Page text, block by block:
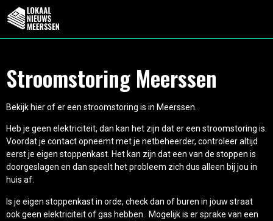
Stroomstoring Meerssen
Bekijk hier of er een stroomstoring is in Meerssen.
Heb je geen elektriciteit, dan kan het zijn dat er een stroomstoring is.
Voordat je contact opneemt met je netbeheerder, controleer altijd
eerst je eigen stoppenkast. Het kan zijn dat een van de stoppen is
doorgeslagen en dan speelt het probleem zich dus alleen bij jou in
huis af.
Is je eigen stoppenkast in orde, check dan of buren in jouw straat
ook geen elektriciteit of gas hebben. Mogelijk is er sprake van een